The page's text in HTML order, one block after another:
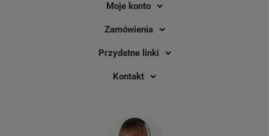
Moje konto
Zamówienia
Przydatne linki
Kontakt